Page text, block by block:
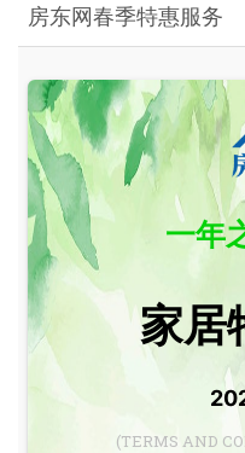
房东网春季特惠服务
一年
家居
(TERMS AND